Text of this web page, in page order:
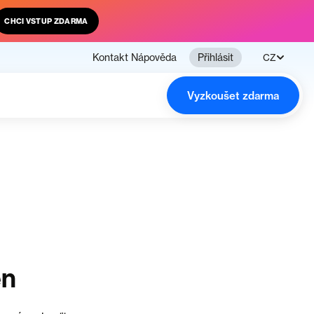
CHCI VSTUP ZDARMA
Kontakt Nápověda Přihlásit CZ
Vyzkoušet zdarma